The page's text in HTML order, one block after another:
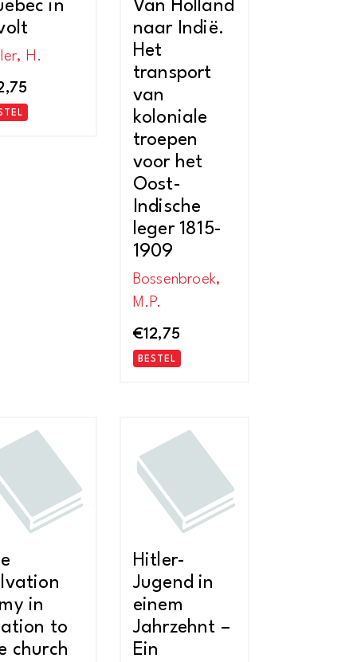
in
H.
Van Holland
naar Indië.
Het
transport
van
koloniale
troepen
voor het
Oost-
Indische
leger 1815-
1909
Bossenbroek,
M.P.
€12,75
BESTEL
in
to
church
Hitler-
Jugend in
einem
Jahrzehnt –
Ein